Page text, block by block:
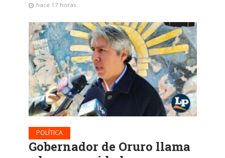
hace 17 horas
POLÍTICA
Gobernador de Oruro llama